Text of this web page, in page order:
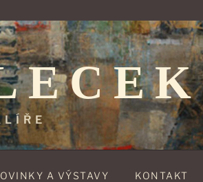
A VÝSTAVY KONTAKT